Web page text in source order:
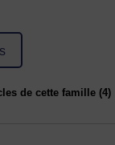
de cette famille (4)